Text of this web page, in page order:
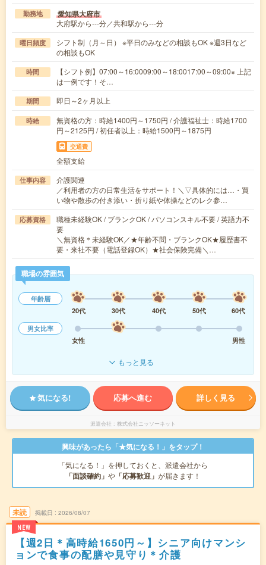
勤務地 愛知県大府市
大府駅から---分／共和駅から---分
曜日頻度
シフト制（月～日） ※平日のみなどの相談もOK ※週3日など
の相談もOK
時間
【シフト例】07:00～16:0009:00～18:0017:00～09:00※ 上記
は一例です！そ…
期間 即日～2ヶ月以上
時給
無資格の方：時給1400円～1750円 / 介護福祉士：時給1700
円～2125円 / 初任者以上：時給1500円～1875円
交通費
全額支給
仕事内容
介護関連
／利用者の方の日常生活をサポート！＼▽具体的には…・買
い物や散歩の付き添い・折り紙や体操などのレク参…
応募資格
職種未経験OK / ブランクOK / パソコンスキル不要 / 英語力不
要
＼無資格＊未経験OK／★年齢不問・ブランクOK★履歴書不
要・来社不要（電話登録OK）★社会保険完備＼…
職場の雰囲気
年齢層
20代
30代 40代 50代
60代
男女比率
女性
男性
もっと見る
気になる! 応募へ進む 詳しく見る
派遣会社 株式会社ニッソーネット
興味があったら「★気になる！」をタップ！
「気になる！」を押しておくと、派遣会社から
「面談確約」 や 「応募歓迎」 が届きます！
未読
NEW
掲載日 2026/08/07
【週2日＊高時給1650円～】シニア向けマンシ
ョンで食事の配膳や見守り＊介護